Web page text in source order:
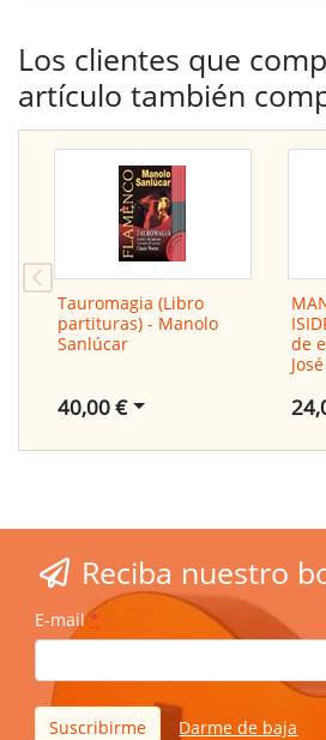
Los clientes que
artículo también
Tauromagia (Libro
partituras) - Manolo
Sanlúcar
40,00 €
de
Reciba nuestro
E-mail *
Suscribirme Darme de baja